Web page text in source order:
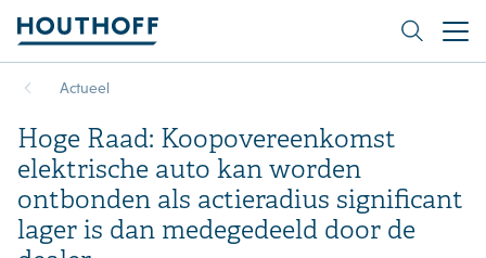
Actueel
Hoge Raad: Koopovereenkomst
elektrische auto kan worden
ontbonden als actieradius significant
lager is dan medegedeeld door de